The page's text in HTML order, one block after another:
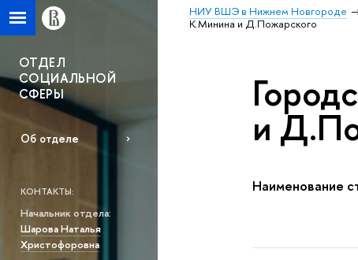
НИУ ВШЭ в Нижнем Новгороде
К.Минина и Д.Пожарского
ОТДЕЛ
СОЦИАЛЬНОЙ
СФЕРЫ
Об отделе
КОНТАКТЫ:
Начальник отдела:
Шарова Наталья
Христофоровна
и
Наименование